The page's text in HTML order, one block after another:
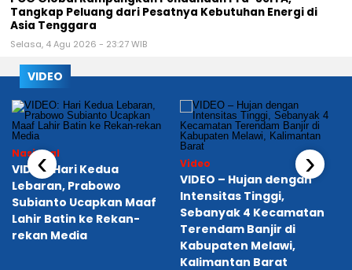
Tangkap Peluang dari Pesatnya Kebutuhan Energi di
Asia Tenggara
Selasa, 4 Agu 2026 - 23:27 WIB
VIDEO
Nasional
VIDEO: Hari Kedua
Lebaran, Prabowo
Subianto Ucapkan Maaf
Lahir Batin ke Rekan-
rekan Media
Video
VIDEO – Hujan dengan
Intensitas Tinggi,
Sebanyak 4 Kecamatan
Terendam Banjir di
Kabupaten Melawi,
Kalimantan Barat
‹ ›